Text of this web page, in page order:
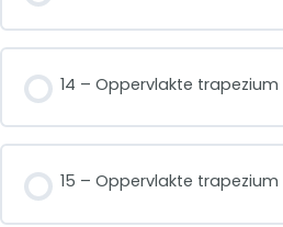
14 – Oppervlakte
15 – Oppervlakte